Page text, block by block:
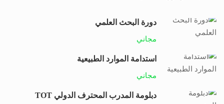
دورة البحث العلمي
مجاني
استدامة الموارد الطبيعية
مجاني
دبلومة المدرب المحترف الدولي TOT